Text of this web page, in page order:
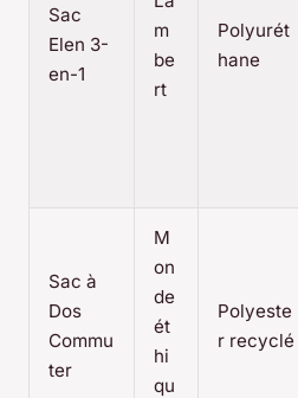
Sac
Elen 3-
en-1
m
be
rt
Polyurét
hane
Sac à
Dos
Commu
ter
M
on
de
ét
hi
qu
Polyeste
r recyclé